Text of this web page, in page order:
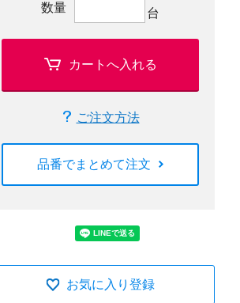
数量 台
カートへ入れる
ご注文方法
品番でまとめて注文
お気に入り登録